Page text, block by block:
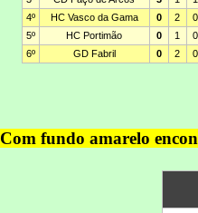
Com fundo amarelo